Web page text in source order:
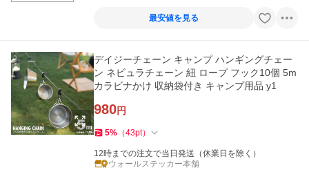
最安値を見る
デイジーチェーン キャンプ ハンギングチェー
ン ネビュラチェーン 紐 ロープ フック10個 5m
カラビナかけ 収納袋付き キャンプ用品 y1
980円
5% （43pt）
12時までの注文で当日発送（休業日を除く）
ウォールステッカー本舗